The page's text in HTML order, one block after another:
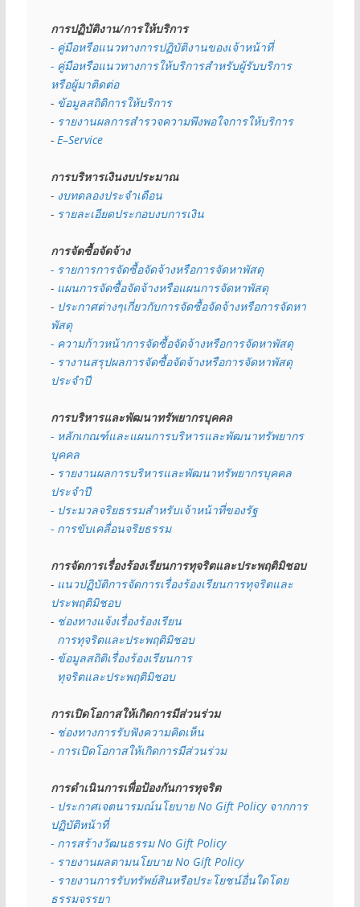
การปฏิบัติงาน/การให้บริการ
- คู่มือหรือแนวทางการปฏิบัติงานของเจ้าหน้าที่
- คู่มือหรือแนวทางการให้บริการสำหรับผู้รับบริการ
หรือผู้มาติดต่อ
- ข้อมูลสถิติการให้บริการ
- รายงานผลการสำรวจความพึงพอใจการให้บริการ
- E–Service
การบริหารเงินงบประมาณ
- งบทดลองประจำเดือน
- รายละเอียดประกอบงบการเงิน
การจัดซื้อจัดจ้าง
- รายการการจัดซื้อจัดจ้างหรือการจัดหาพัสดุ
- แผนการจัดซื้อจัดจ้างหรือแผนการจัดหาพัสดุ
- ประกาศต่างๆเกี่ยวกับการจัดซื้อจัดจ้างหรือการจัดหา
พัสดุ
- ความก้าวหน้าการจัดซื้อจัดจ้างหรือการจัดหาพัสดุ
- รางานสรุปผลการจัดซื้อจัดจ้างหรือการจัดหาพัสดุ
ประจำปี
การบริหารและพัฒนาทรัพยากรบุคคล
- หลักเกณฑ์และแผนการบริหารและพัฒนาทรัพยากร
บุคคล
- รายงานผลการบริหารและพัฒนาทรัพยากรบุคคล
ประจำปี
- ประมวลจริยธรรมสำหรับเจ้าหน้าที่ของรัฐ
- การขับเคลื่อนจริยธรรม
การจัดการเรื่องร้องเรียนการทุจริตและประพฤติมิชอบ
- แนวปฏิบัติการจัดการเรื่องร้องเรียนการทุจริตและ
ประพฤติมิชอบ
- ช่องทางแจ้งเรื่องร้องเรียน
  การทุจริตและประพฤติมิชอบ
- ข้อมูลสถิติเรื่องร้องเรียนการ
  ทุจริตและประพฤติมิชอบ
การเปิดโอกาสให้เกิดการมีส่วนร่วม
- ช่องทางการรับฟังความคิดเห็น
- การเปิดโอกาสให้เกิดการมีส่วนร่วม
การดำเนินการเพื่อป้องกันการทุจริต
- ประกาศเจตนารมณ์นโยบาย No Gift Policy จากการ
ปฏิบัติหน้าที่
- การสร้างวัฒนธรรม No Gift Policy
- รายงานผลตามนโยบาย No Gift Policy
- รายงานการรับทรัพย์สินหรือประโยชน์อื่นใดโดย
ธรรมจรรยา